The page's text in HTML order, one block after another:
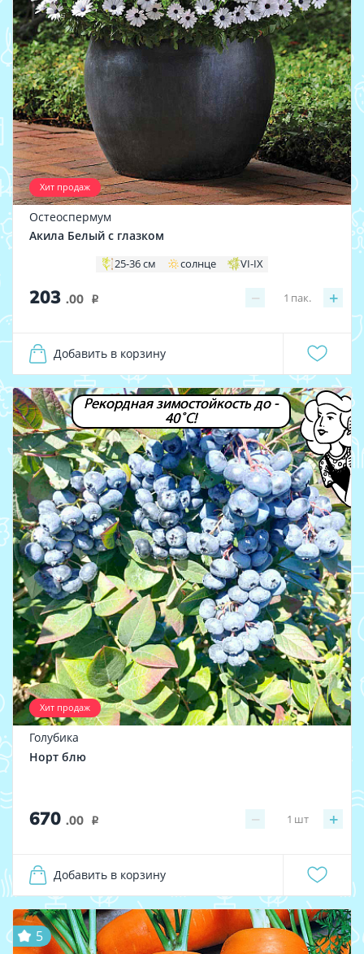
Хит продаж
Остеоспермум
Акила Белый с глазком
25-36 см солнце VI-IX
203 .00 i − +
1 пак.
Добавить в корзину
Рекордная зимостойкость до -
40˚С!
Хит продаж
Голубика
Норт блю
670 .00 i − +
1 шт
Добавить в корзину
5